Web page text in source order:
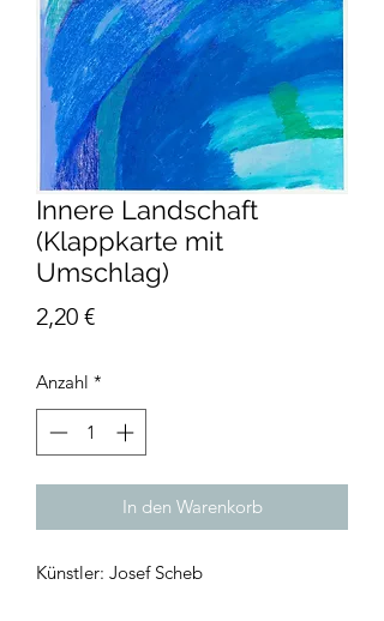
Innere Landschaft
(Klappkarte mit
Umschlag)
2,20 €Preis
Anzahl *
In den Warenkorb
Künstler: Josef Scheb